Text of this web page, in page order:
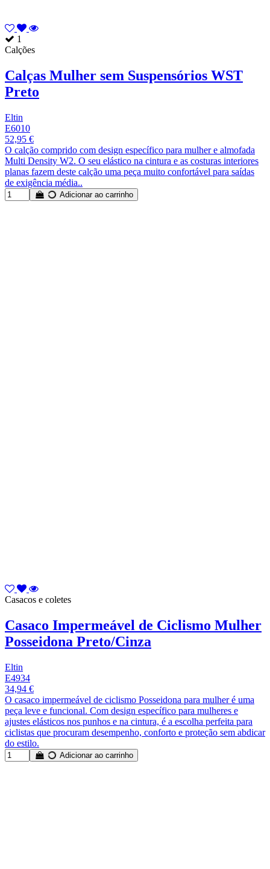
1
Calções
Calças Mulher sem Suspensórios WST
Preto
Eltin
E6010
52,95 €
O calção comprido com design específico para mulher e almofada
Multi Density W2. O seu elástico na cintura e as costuras interiores
planas fazem deste calção uma peça muito confortável para saídas
de exigência média..
Adicionar ao carrinho
Casacos e coletes
Casaco Impermeável de Ciclismo Mulher
Posseidona Preto/Cinza
Eltin
E4934
34,94 €
O casaco impermeável de ciclismo Posseidona para mulher é uma
peça leve e funcional. Com design específico para mulheres e
ajustes elásticos nos punhos e na cintura, é a escolha perfeita para
ciclistas que procuram desempenho, conforto e proteção sem abdicar
do estilo.
Adicionar ao carrinho